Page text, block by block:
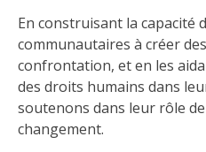
En construisant la capacité
communautaires à créer
confrontation, et en les
des droits humains dans
soutenons dans leur rôle
changement.